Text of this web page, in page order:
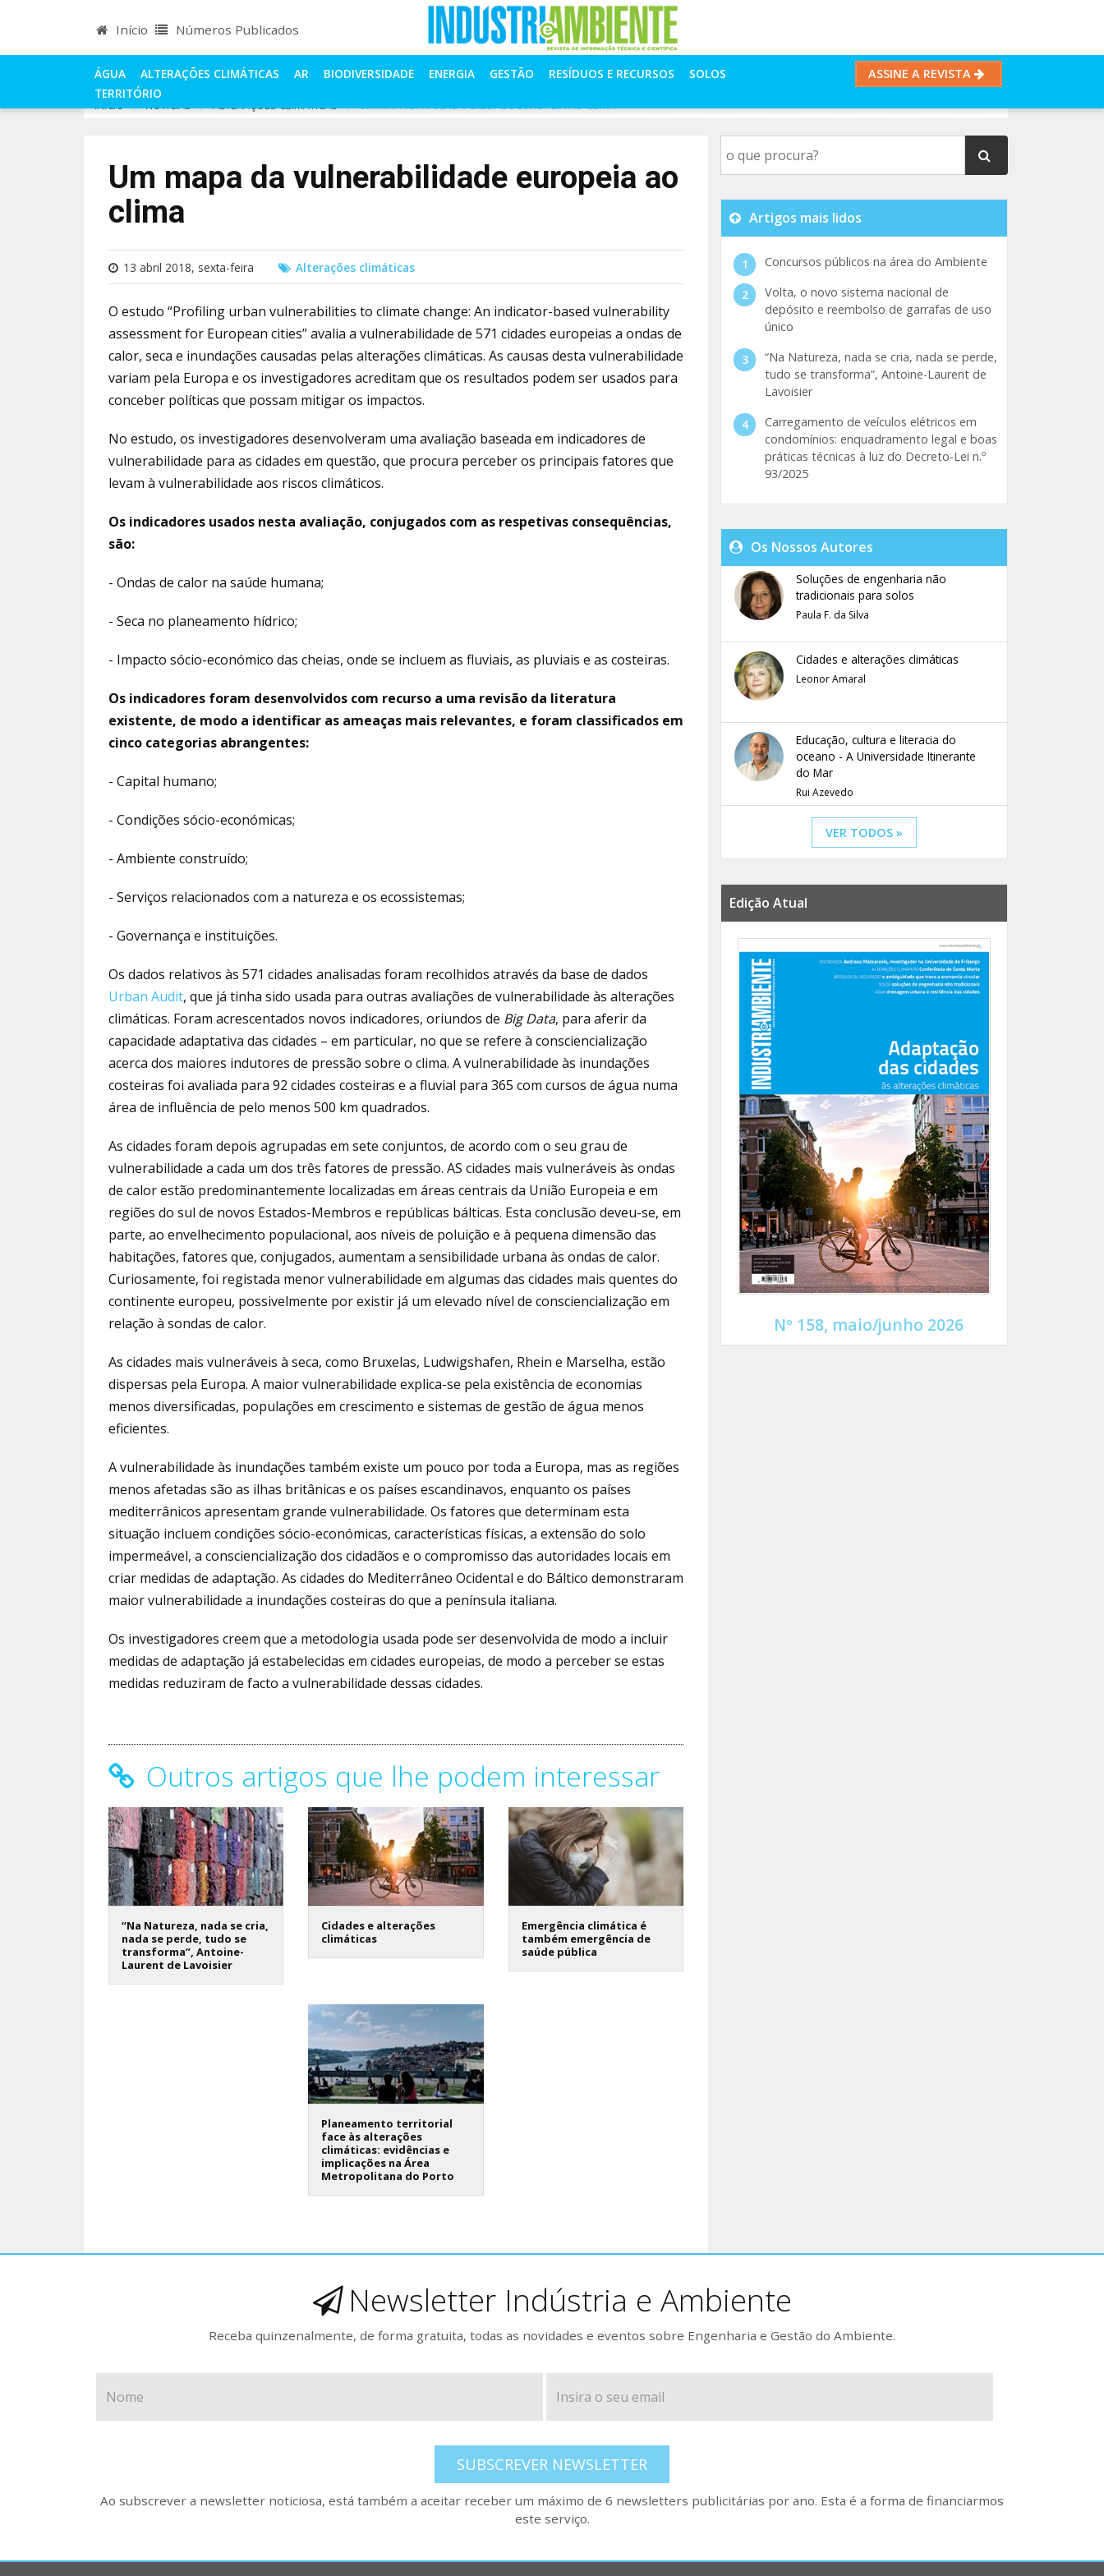
Início Números Publicados
ÁGUA ALTERAÇÕES CLIMÁTICAS AR BIODIVERSIDADE ENERGIA GESTÃO RESÍDUOS E RECURSOS
SOLOS
TERRITÓRIO
ASSINE A REVISTA
INÍCIO NOTÍCIAS ALTERAÇÕES CLIMÁTICAS UM MAPA DA VULNERABILIDADE EUROPEIA AO CLIMA
Um mapa da vulnerabilidade europeia ao
clima
13 abril 2018, sexta-feira Alterações climáticas
O estudo “Profiling urban vulnerabilities to climate change: An indicator-based vulnerability
assessment for European cities” avalia a vulnerabilidade de 571 cidades europeias a ondas de
calor, seca e inundações causadas pelas alterações climáticas. As causas desta vulnerabilidade
variam pela Europa e os investigadores acreditam que os resultados podem ser usados para
conceber políticas que possam mitigar os impactos.
No estudo, os investigadores desenvolveram uma avaliação baseada em indicadores de
vulnerabilidade para as cidades em questão, que procura perceber os principais fatores que
levam à vulnerabilidade aos riscos climáticos.
Os indicadores usados nesta avaliação, conjugados com as respetivas consequências,
são:
- Ondas de calor na saúde humana;
- Seca no planeamento hídrico;
- Impacto sócio-económico das cheias, onde se incluem as fluviais, as pluviais e as costeiras.
Os indicadores foram desenvolvidos com recurso a uma revisão da literatura
existente, de modo a identificar as ameaças mais relevantes, e foram classificados em
cinco categorias abrangentes:
- Capital humano;
- Condições sócio-económicas;
- Ambiente construído;
- Serviços relacionados com a natureza e os ecossistemas;
- Governança e instituições.
Os dados relativos às 571 cidades analisadas foram recolhidos através da base de dados
Urban Audit, que já tinha sido usada para outras avaliações de vulnerabilidade às alterações
climáticas. Foram acrescentados novos indicadores, oriundos de Big Data, para aferir da
capacidade adaptativa das cidades – em particular, no que se refere à consciencialização
acerca dos maiores indutores de pressão sobre o clima. A vulnerabilidade às inundações
costeiras foi avaliada para 92 cidades costeiras e a fluvial para 365 com cursos de água numa
área de influência de pelo menos 500 km quadrados.
As cidades foram depois agrupadas em sete conjuntos, de acordo com o seu grau de
vulnerabilidade a cada um dos três fatores de pressão. AS cidades mais vulneráveis às ondas
de calor estão predominantemente localizadas em áreas centrais da União Europeia e em
regiões do sul de novos Estados-Membros e repúblicas bálticas. Esta conclusão deveu-se, em
parte, ao envelhecimento populacional, aos níveis de poluição e à pequena dimensão das
habitações, fatores que, conjugados, aumentam a sensibilidade urbana às ondas de calor.
Curiosamente, foi registada menor vulnerabilidade em algumas das cidades mais quentes do
continente europeu, possivelmente por existir já um elevado nível de consciencialização em
relação à sondas de calor.
As cidades mais vulneráveis à seca, como Bruxelas, Ludwigshafen, Rhein e Marselha, estão
dispersas pela Europa. A maior vulnerabilidade explica-se pela existência de economias
menos diversificadas, populações em crescimento e sistemas de gestão de água menos
eficientes.
A vulnerabilidade às inundações também existe um pouco por toda a Europa, mas as regiões
menos afetadas são as ilhas britânicas e os países escandinavos, enquanto os países
mediterrânicos apresentam grande vulnerabilidade. Os fatores que determinam esta
situação incluem condições sócio-económicas, características físicas, a extensão do solo
impermeável, a consciencialização dos cidadãos e o compromisso das autoridades locais em
criar medidas de adaptação. As cidades do Mediterrâneo Ocidental e do Báltico demonstraram
maior vulnerabilidade a inundações costeiras do que a península italiana.
Os investigadores creem que a metodologia usada pode ser desenvolvida de modo a incluir
medidas de adaptação já estabelecidas em cidades europeias, de modo a perceber se estas
medidas reduziram de facto a vulnerabilidade dessas cidades.
Outros artigos que lhe podem interessar
“Na Natureza, nada se cria,
nada se perde, tudo se
transforma”, Antoine-
Laurent de Lavoisier
Cidades e alterações
climáticas
Emergência climática é
também emergência de
saúde pública
Planeamento territorial
face às alterações
climáticas: evidências e
implicações na Área
Metropolitana do Porto
Artigos mais lidos
Concursos públicos na área do Ambiente
Volta, o novo sistema nacional de
depósito e reembolso de garrafas de uso
único
“Na Natureza, nada se cria, nada se perde,
tudo se transforma”, Antoine-Laurent de
Lavoisier
Carregamento de veículos elétricos em
condomínios: enquadramento legal e boas
práticas técnicas à luz do Decreto-Lei n.º
93/2025
Os Nossos Autores
Soluções de engenharia não
tradicionais para solos
Paula F. da Silva
Cidades e alterações climáticas
Leonor Amaral
Educação, cultura e literacia do
oceano - A Universidade Itinerante
do Mar
Rui Azevedo
VER TODOS »
Edição Atual
Nº 158, maio/junho 2026
Newsletter Indústria e Ambiente
Receba quinzenalmente, de forma gratuita, todas as novidades e eventos sobre Engenharia e Gestão do Ambiente.
SUBSCREVER NEWSLETTER
Ao subscrever a newsletter noticiosa, está também a aceitar receber um máximo de 6 newsletters publicitárias por ano. Esta é a forma de financiarmos
este serviço.